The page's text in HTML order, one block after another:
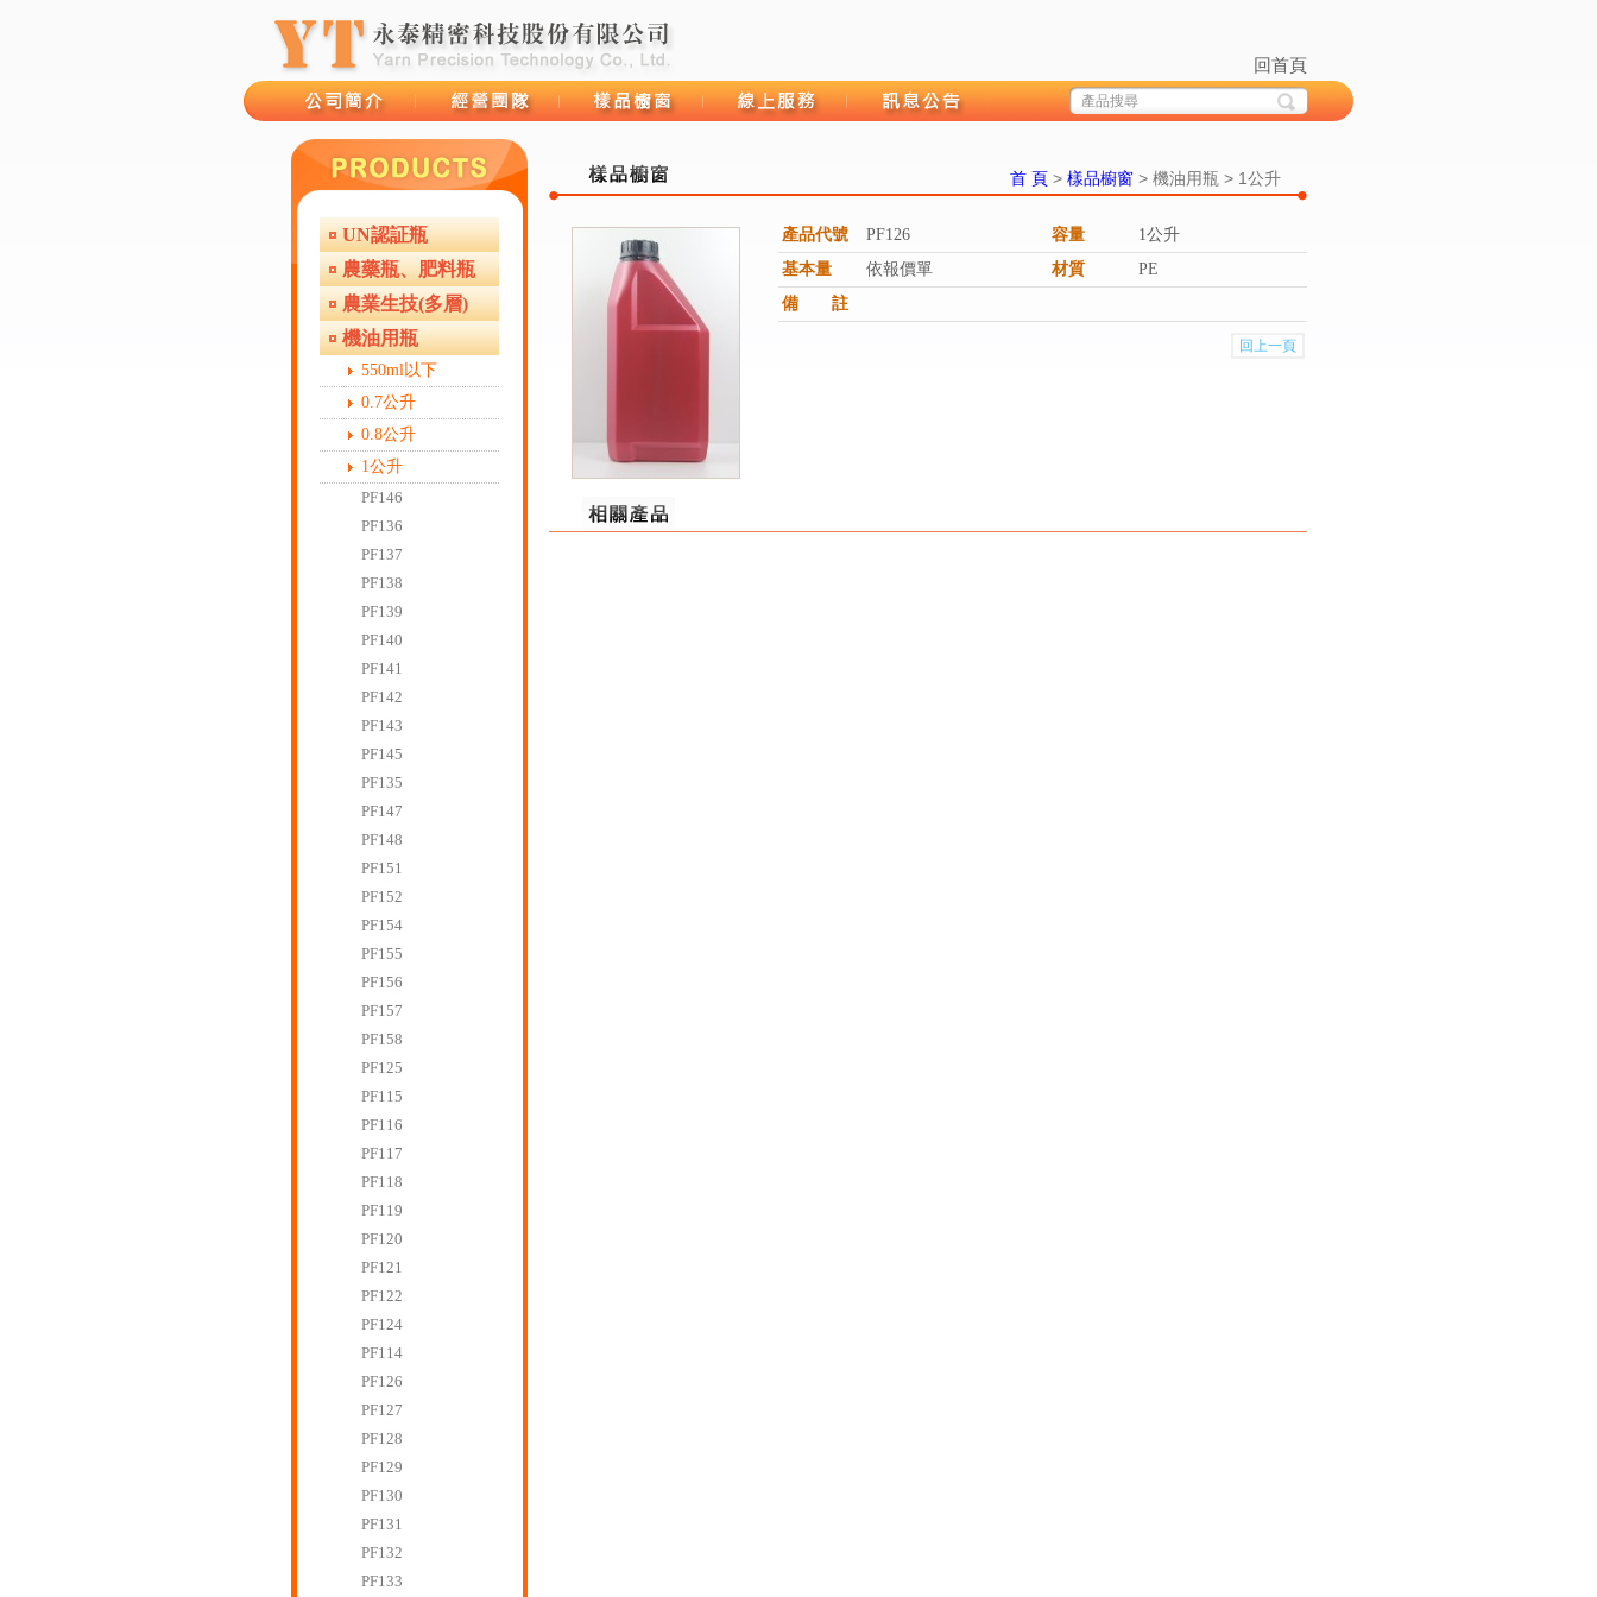
回首頁
經營團隊 樣品櫥窗 訊息公告
UN認証瓶
農藥瓶、肥料瓶
農業生技(多層)
機油用瓶
550ml以下
0.7公升
0.8公升
1公升
PF146
PF136
PF137
PF138
PF139
PF140
PF141
PF142
PF143
PF145
PF135
PF147
PF148
PF151
PF152
PF154
PF155
PF156
PF157
PF158
PF125
PF115
PF116
PF117
PF118
PF119
PF120
PF121
PF122
PF124
PF114
PF126
PF127
PF128
PF129
PF130
PF131
PF132
PF133
首 頁> 樣品櫥窗> 機油用瓶 > 1公升
產品代號 PF126 容量
1公升
基本量
依報價單 材質
PE
備 註
回上一頁